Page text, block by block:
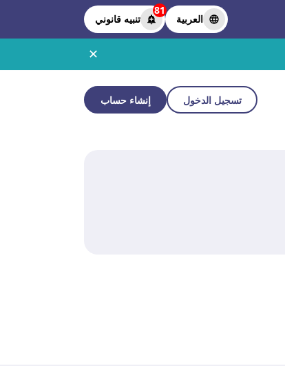
العربية
81
تنبيه قانوني
✕
تسجيل الدخول إنشاء حساب